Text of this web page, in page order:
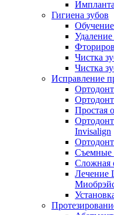
Гигиена зубов
Удаление
Чистка
Чистка
Исправление
Простая
Invisalign
Съемные
Сложная
Лечение